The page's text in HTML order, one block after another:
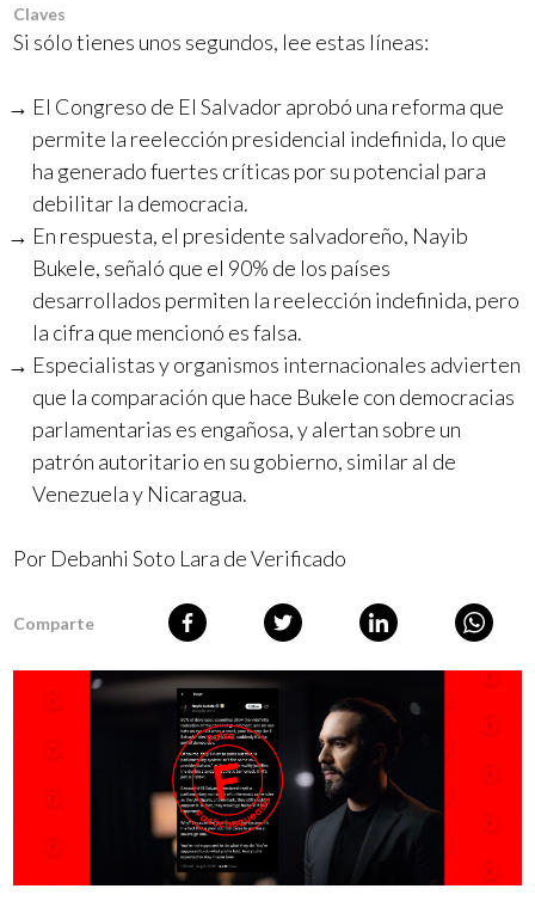
Claves
Si sólo tienes unos segundos, lee estas líneas:
El Congreso de El Salvador aprobó una reforma que
permite la reelección presidencial indefinida, lo que
ha generado fuertes críticas por su potencial para
debilitar la democracia.
En respuesta, el presidente salvadoreño, Nayib
Bukele, señaló que el 90% de los países
desarrollados permiten la reelección indefinida, pero
la cifra que mencionó es falsa.
Especialistas y organismos internacionales advierten
que la comparación que hace Bukele con democracias
parlamentarias es engañosa, y alertan sobre un
patrón autoritario en su gobierno, similar al de
Venezuela y Nicaragua.
Por Debanhi Soto Lara de Verificado
Comparte